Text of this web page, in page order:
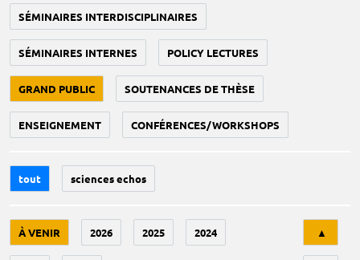
SÉMINAIRES INTERDISCIPLINAIRES
SÉMINAIRES INTERNES POLICY LECTURES
GRAND PUBLIC SOUTENANCES DE THÈSE
ENSEIGNEMENT CONFÉRENCES/WORKSHOPS
tout sciences echos
À VENIR 2026 2025 2024 ▲